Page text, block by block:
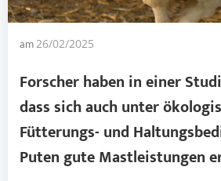
am26/02/2025
Forscher haben in einer
dass sich auch unter
Fütterungs- und
Putengute Mastleistungen